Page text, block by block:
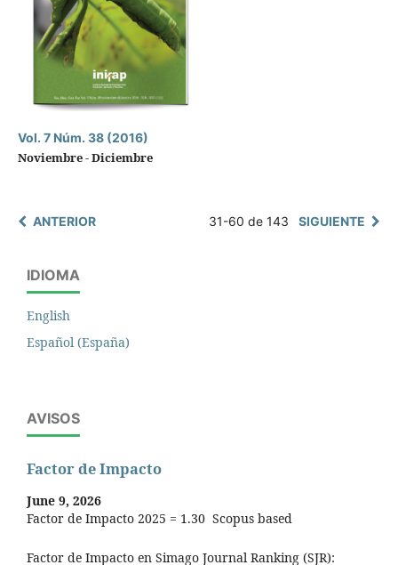
Vol. 7 Núm. 38 (2016)
Noviembre - Diciembre
ANTERIOR 31-60 de 143 SIGUIENTE
IDIOMA
English
Español (España)
AVISOS
Factor de Impacto
June 9, 2026
Factor de Impacto 2025 = 1.30 Scopus based
Factor de Impacto en Simago Journal Ranking (SJR):